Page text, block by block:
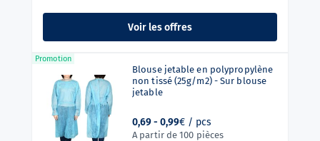
Voir les offres
Promotion
Blouse jetable en polypropylène
non tissé (25g/m2) - Sur blouse
jetable
0,69 - 0,99€ / pcs
A partir de 100 pièces